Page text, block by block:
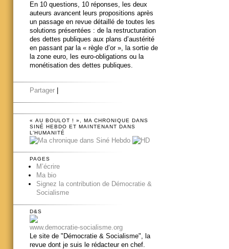
En 10 questions, 10 réponses, les deux
auteurs avancent leurs propositions après
un passage en revue détaillé de toutes les
solutions présentées : de la restructuration
des dettes publiques aux plans d’austérité
en passant par la « règle d’or », la sortie de
la zone euro, les euro-obligations ou la
monétisation des dettes publiques.
Partager
« AU BOULOT ! », MA CHRONIQUE DANS
SINÉ HEBDO ET MAINTENANT DANS
L’HUMANITÉ
PAGES
M’écrire
Ma bio
Signez la contribution de Démocratie &
Socialisme
D&S
www.democratie-socialisme.org
Le site de "Démocratie & Socialisme", la
revue dont je suis le rédacteur en chef.